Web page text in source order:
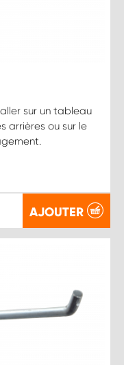
sur un tableau
arrières ou sur le
AJOUTER